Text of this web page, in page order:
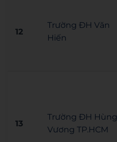
12
Trường ĐH Văn
Hiến
13
Trường ĐH Hùng
Vương TP.HCM